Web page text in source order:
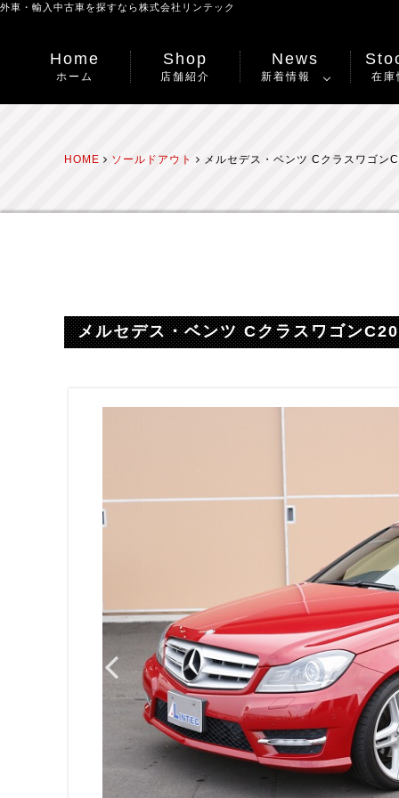
外車・輸入中古車を探すなら株式会社リンテック
Home
ホーム
Shop
店舗紹介
News
新着情報 在庫
HOME ソールドアウト メルセデス・ベンツ Cクラスワゴ
メルセデス・ベンツ Cクラスワゴン